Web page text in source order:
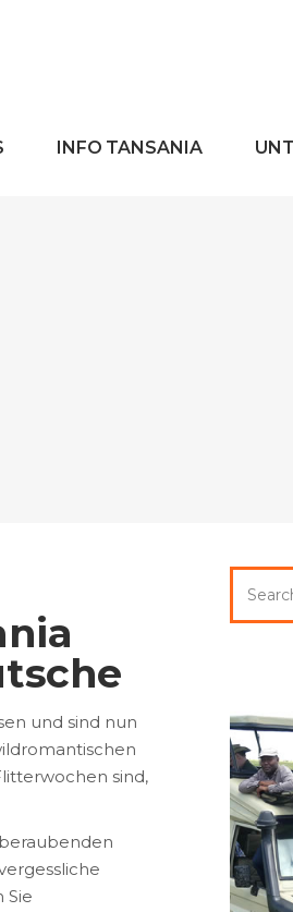
INFO TANSANIA
und sind nun
sind,
Sie
for: